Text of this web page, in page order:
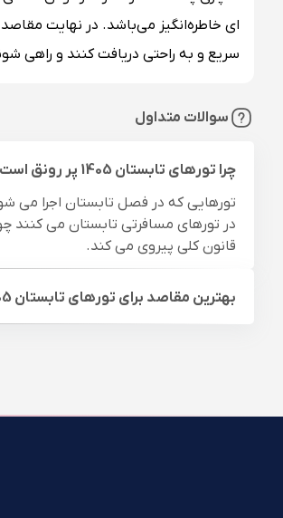
ای خاطره‌انگیز می‌باشد. در نهایت مقاصد
سریع و به راحتی دریافت کنند و راهی
سوالات متداول
چرا تورهای تابستان 1405 پر رونق است؟
تورهایی که در فصل تابستان اجرا می
قانون کلی پیروی می کند.
بهترین مقاصد برای تورهای تابستان 1405 کدامند؟